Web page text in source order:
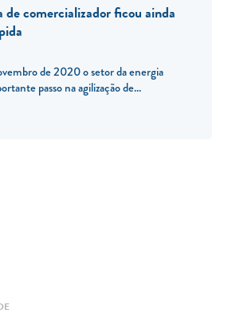
comercializador ficou ainda
de 2020 o setor da energia
passo na agilização de...